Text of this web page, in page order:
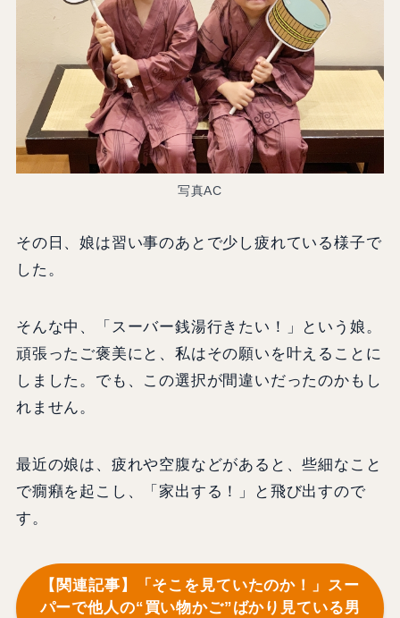
写真AC
その日、娘は習い事のあとで少し疲れている様子で
した。
そんな中、「スーバー銭湯行きたい！」という娘。
頑張ったご褒美にと、私はその願いを叶えることに
しました。でも、この選択が間違いだったのかもし
れません。
最近の娘は、疲れや空腹などがあると、些細なこと
で癇癪を起こし、「家出する！」と飛び出すので
す。
【関連記事】「そこを見ていたのか！」スー
パーで他人の“買い物かご”ばかり見ている男